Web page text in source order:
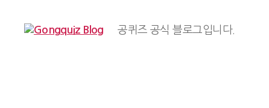
공퀴즈 공식 블로그입니다.